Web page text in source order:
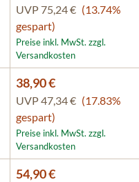
UVP 75,24 € (13.74%
gespart)
Preise inkl. MwSt. zzgl.
Versandkosten
38,90 €
UVP47,34 € (17.83%
gespart)
Preise inkl. MwSt. zzgl.
Versandkosten
54,90 €